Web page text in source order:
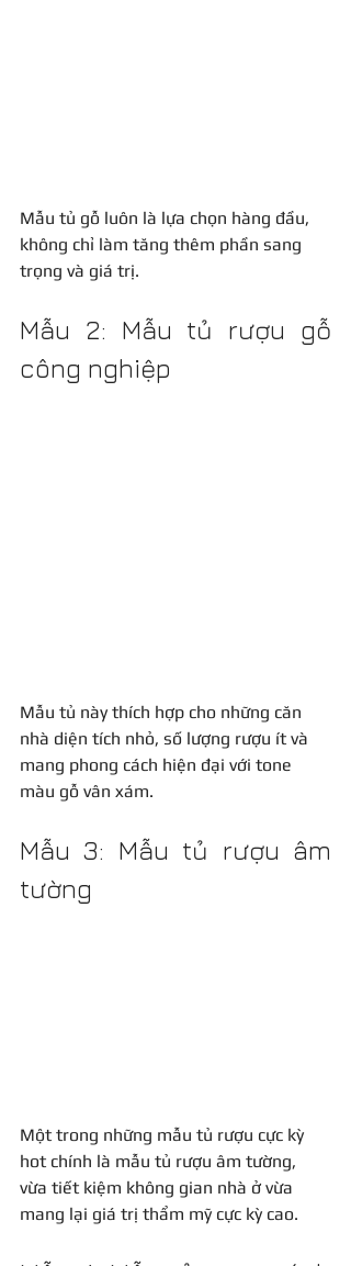
Mẫu tủ gỗ luôn là lựa chọn hàng đầu,
không chỉ làm tăng thêm phần sang
trọng và giá trị.
Mẫu 2: Mẫu tủ rượu gỗ
công nghiệp
Mẫu tủ này thích hợp cho những căn
nhà diện tích nhỏ, số lượng rượu ít và
mang phong cách hiện đại với tone
màu gỗ vân xám.
Mẫu 3: Mẫu tủ rượu âm
tường
Một trong những mẫu tủ rượu cực kỳ
hot chính là mẫu tủ rượu âm tường,
vừa tiết kiệm không gian nhà ở vừa
mang lại giá trị thẩm mỹ cực kỳ cao.